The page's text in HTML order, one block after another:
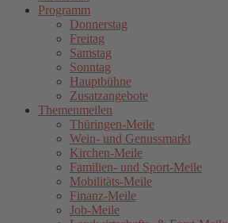
Programm
Donnerstag
Freitag
Samstag
Sonntag
Hauptbühne
Zusatzangebote
Themenmeilen
Thüringen-Meile
Wein- und Genussmarkt
Kirchen-Meile
Familien- und Sport-Meile
Mobilitäts-Meile
Finanz-Meile
Job-Meile